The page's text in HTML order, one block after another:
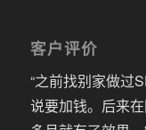
客户评价
“之前找别家做过
说要加钱。后来